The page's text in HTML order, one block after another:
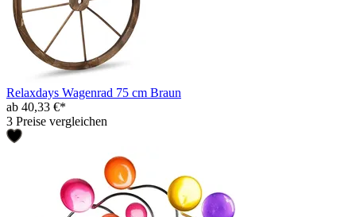
Relaxdays Wagenrad 75 cm Braun
ab 40,33 €*
3 Preise vergleichen